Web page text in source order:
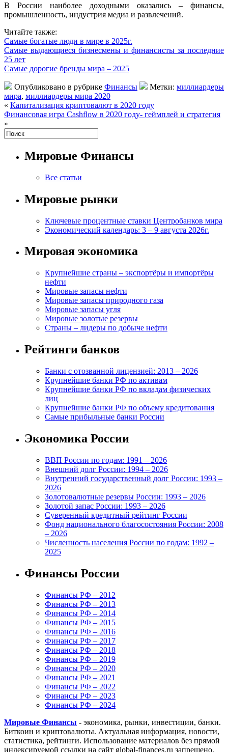
В России наиболее доходными оказались – финансы,
промышленность, индустрия медиа и развлечений.
Читайте также:
Самые богатые люди в мире в 2025г.
Самые выдающиеся бизнесмены и финансисты за последние
25 лет
Самые дорогие бренды мира – 2025
Опубликовано в рубрике Финансы Метки: миллиардеры
мира, миллиардеры мира 2020
« Капитализация криптовалют в 2020 году
Финансовая игра Cashflow в 2020 году- геймплей и стратегия
»
Мировые Финансы
Все статьи
Мировые рынки
Ключевые процентные ставки Центробанков мира
Экономический календарь: 3 – 9 августа 2026г.
Мировая экономика
Крупнейшие страны – экспортёры и импортёры
нефти
Мировые запасы нефти
Мировые запасы природного газа
Мировые запасы угля
Мировые золотые резервы
Страны – лидеры по добыче нефти
Рейтинги банков
Банки с отозванной лицензией: 2013 – 2026
Крупнейшие банки РФ по активам
Крупнейшие банки РФ по вкладам физических
лиц
Крупнейшие банки РФ по объему кредитования
Самые прибыльные банки России
Экономика России
ВВП России по годам: 1991 – 2026
Внешний долг России: 1994 – 2026
Внутренний государственный долг России: 1993 –
2026
Золотовалютные резервы России: 1993 – 2026
Золотой запас России: 1993 – 2026
Суверенный кредитный рейтинг России
Фонд национального благосостояния России: 2008
– 2026
Численность населения России по годам: 1992 –
2025
Финансы России
Финансы РФ – 2012
Финансы РФ – 2013
Финансы РФ – 2014
Финансы РФ – 2015
Финансы РФ – 2016
Финансы РФ – 2017
Финансы РФ – 2018
Финансы РФ – 2019
Финансы РФ – 2020
Финансы РФ – 2021
Финансы РФ – 2022
Финансы РФ – 2023
Финансы РФ – 2024
Мировые Финансы - экономика, рынки, инвестиции, банки.
Биткоин и криптовалюты. Актуальная информация, новости,
статистика, рейтинги. Использование материалов без прямой
индексируемой ссылки на сайт global-finances.ru запрещено.